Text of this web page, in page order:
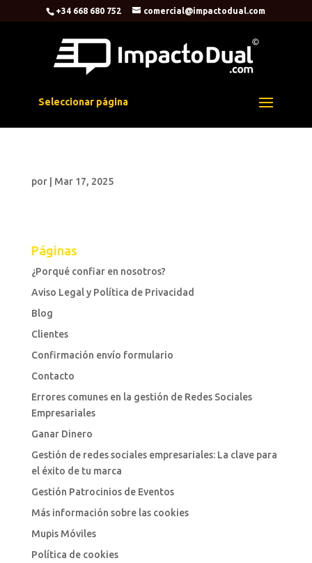
+34 668 680 752 comercial@impactodual.com
Seleccionar página
por Mar 17, 2025
Páginas
¿Porqué confiar en nosotros?
Aviso Legal y Política de Privacidad
Blog
Clientes
Confirmación envío formulario
Contacto
Errores comunes en la gestión de Redes Sociales
Empresariales
Ganar Dinero
Gestión de redes sociales empresariales: La clave para
el éxito de tu marca
Gestión Patrocinios de Eventos
Más información sobre las cookies
Mupis Móviles
Política de cookies